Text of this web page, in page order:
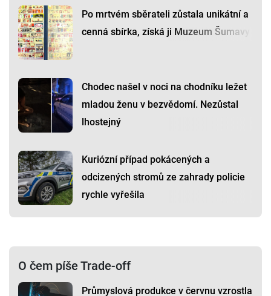
Po mrtvém sběrateli zůstala unikátní a
cenná sbírka, získá ji Muzeum Šumavy
Chodec našel v noci na chodníku ležet
mladou ženu v bezvědomí. Nezůstal
lhostejný
Kuriózní případ pokácených a
odcizených stromů ze zahrady policie
rychle vyřešila
O čem píše Trade-off
Průmyslová produkce v červnu vzrostla